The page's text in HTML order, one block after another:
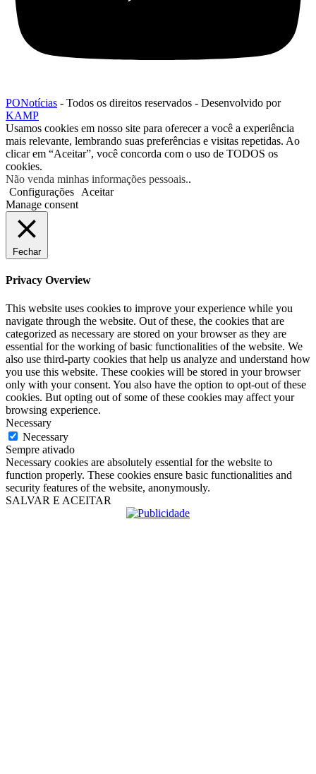
PONotícias - Todos os direitos reservados - Desenvolvido por
KAMP
Usamos cookies em nosso site para oferecer a você a experiência
mais relevante, lembrando suas preferências e visitas repetidas. Ao
clicar em “Aceitar”, você concorda com o uso de TODOS os
cookies.
Não venda minhas informações pessoais..
Configurações
Aceitar
Manage consent
Fechar
Privacy Overview
This website uses cookies to improve your experience while you
navigate through the website. Out of these, the cookies that are
categorized as necessary are stored on your browser as they are
essential for the working of basic functionalities of the website. We
also use third-party cookies that help us analyze and understand how
you use this website. These cookies will be stored in your browser
only with your consent. You also have the option to opt-out of these
cookies. But opting out of some of these cookies may affect your
browsing experience.
Necessary
Necessary
Sempre ativado
Necessary cookies are absolutely essential for the website to
function properly. These cookies ensure basic functionalities and
security features of the website, anonymously.
SALVAR E ACEITAR